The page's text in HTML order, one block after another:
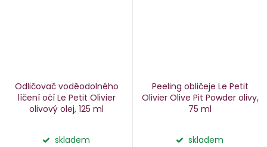
Odličovač voděodolného
líčení očí Le Petit Olivier
olivový olej, 125 ml
skladem
Peeling obličeje Le Petit
Olivier Olive Pit Powder olivy,
75 ml
skladem